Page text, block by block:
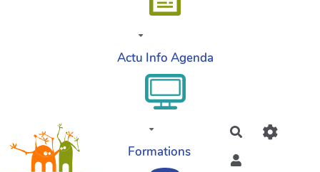
Actu Info Agenda
Formations
Rechercher